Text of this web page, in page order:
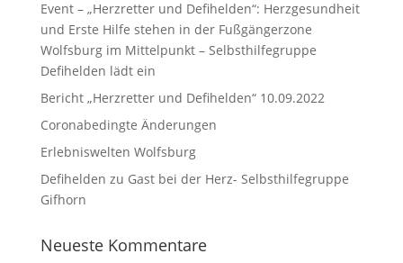
Event – „Herzretter und Defihelden“: Herzgesundheit
und Erste Hilfe stehen in der Fußgängerzone
Wolfsburg im Mittelpunkt – Selbsthilfegruppe
Defihelden lädt ein
Bericht „Herzretter und Defihelden“ 10.09.2022
Coronabedingte Änderungen
Erlebniswelten Wolfsburg
Defihelden zu Gast bei der Herz- Selbsthilfegruppe
Gifhorn
Neueste Kommentare